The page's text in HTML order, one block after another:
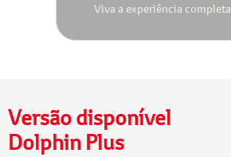
Viva a experiência completa
Versão disponível
Dolphin Plus